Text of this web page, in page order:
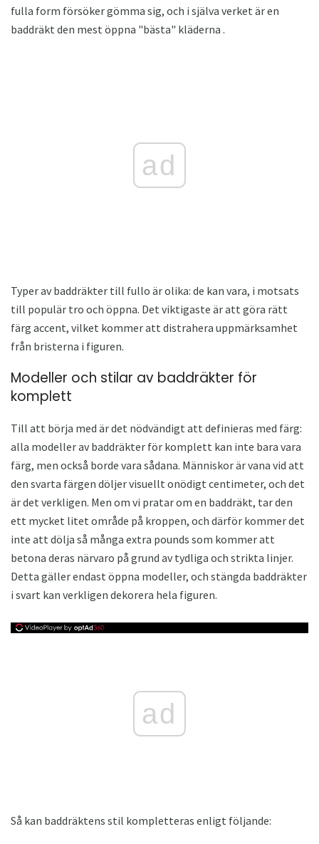
fulla form försöker gömma sig, och i själva verket är en
baddräkt den mest öppna "bästa" kläderna .
ad
Typer av baddräkter till fullo är olika: de kan vara, i motsats
till populär tro och öppna. Det viktigaste är att göra rätt
färg accent, vilket kommer att distrahera uppmärksamhet
från bristerna i figuren.
Modeller och stilar av baddräkter för
komplett
Till att börja med är det nödvändigt att definieras med färg:
alla modeller av baddräkter för komplett kan inte bara vara
färg, men också borde vara sådana. Människor är vana vid att
den svarta färgen döljer visuellt onödigt centimeter, och det
är det verkligen. Men om vi pratar om en baddräkt, tar den
ett mycket litet område på kroppen, och därför kommer det
inte att dölja så många extra pounds som kommer att
betona deras närvaro på grund av tydliga och strikta linjer.
Detta gäller endast öppna modeller, och stängda baddräkter
i svart kan verkligen dekorera hela figuren.
ad
Så kan baddräktens stil kompletteras enligt följande: